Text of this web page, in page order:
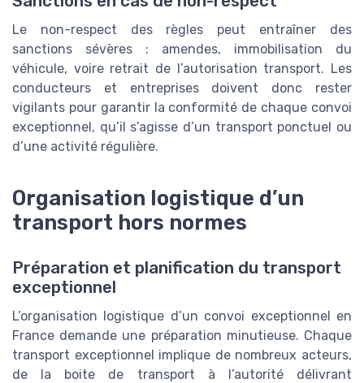
Le non-respect des règles peut entraîner des
sanctions sévères : amendes, immobilisation du
véhicule, voire retrait de l’autorisation transport. Les
conducteurs et entreprises doivent donc rester
vigilants pour garantir la conformité de chaque convoi
exceptionnel, qu’il s’agisse d’un transport ponctuel ou
d’une activité régulière.
Organisation logistique d’un
transport hors normes
Préparation et planification du transport
exceptionnel
L’organisation logistique d’un convoi exceptionnel en
France demande une préparation minutieuse. Chaque
transport exceptionnel implique de nombreux acteurs,
de la boite de transport à l’autorité délivrant